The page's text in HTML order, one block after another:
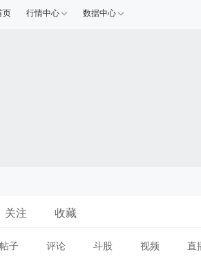
页 行情中心 数据中心
关注 收藏
帖子 评论 斗股 视频 直